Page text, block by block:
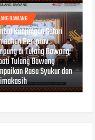
BAWANG
11, 2025
Kunjungan Safari
Pemprov
di Tulang Bawang,
Tulang Bawang
Rasa Syukur dan